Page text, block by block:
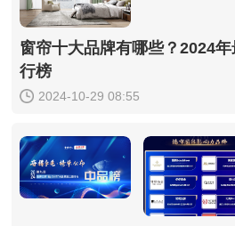
窗帘十大品牌有哪些？2024
行榜
2024-10-29 08:55